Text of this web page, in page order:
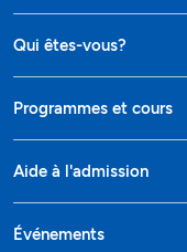
Qui êtes-vous?
Programmes et cours
Aide à l'admission
Événements